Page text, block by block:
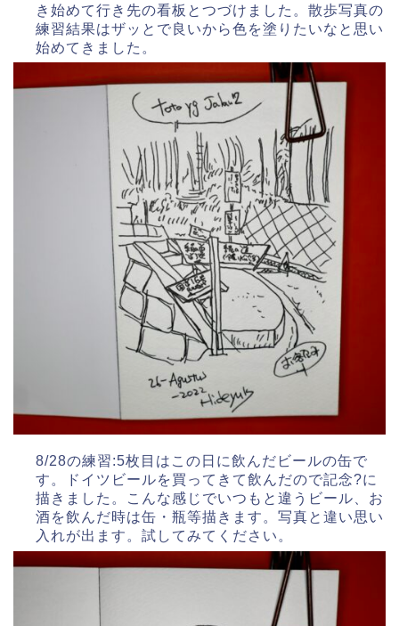
き始めて行き先の看板とつづけました。散歩写真の
練習結果はザッとで良いから色を塗りたいなと思い
始めてきました。
8/28の練習:5枚目はこの日に飲んだビールの缶で
す。ドイツビールを買ってきて飲んだので記念?に
描きました。こんな感じでいつもと違うビール、お
酒を飲んだ時は缶・瓶等描きます。写真と違い思い
入れが出ます。試してみてください。